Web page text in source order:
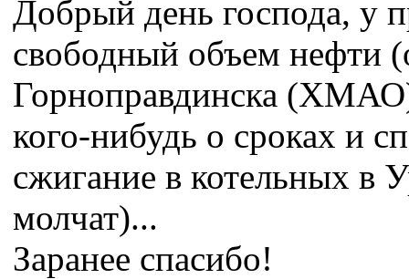
Добрый день господа, у
свободный объем нефти
Горноправдинска
кого-нибудь о сроках и
сжигание в котельных в
молчат)...
Заранее спасибо!